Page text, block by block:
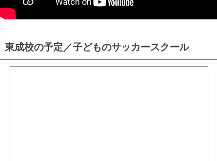
東成校の予定／子どものサッカースクール